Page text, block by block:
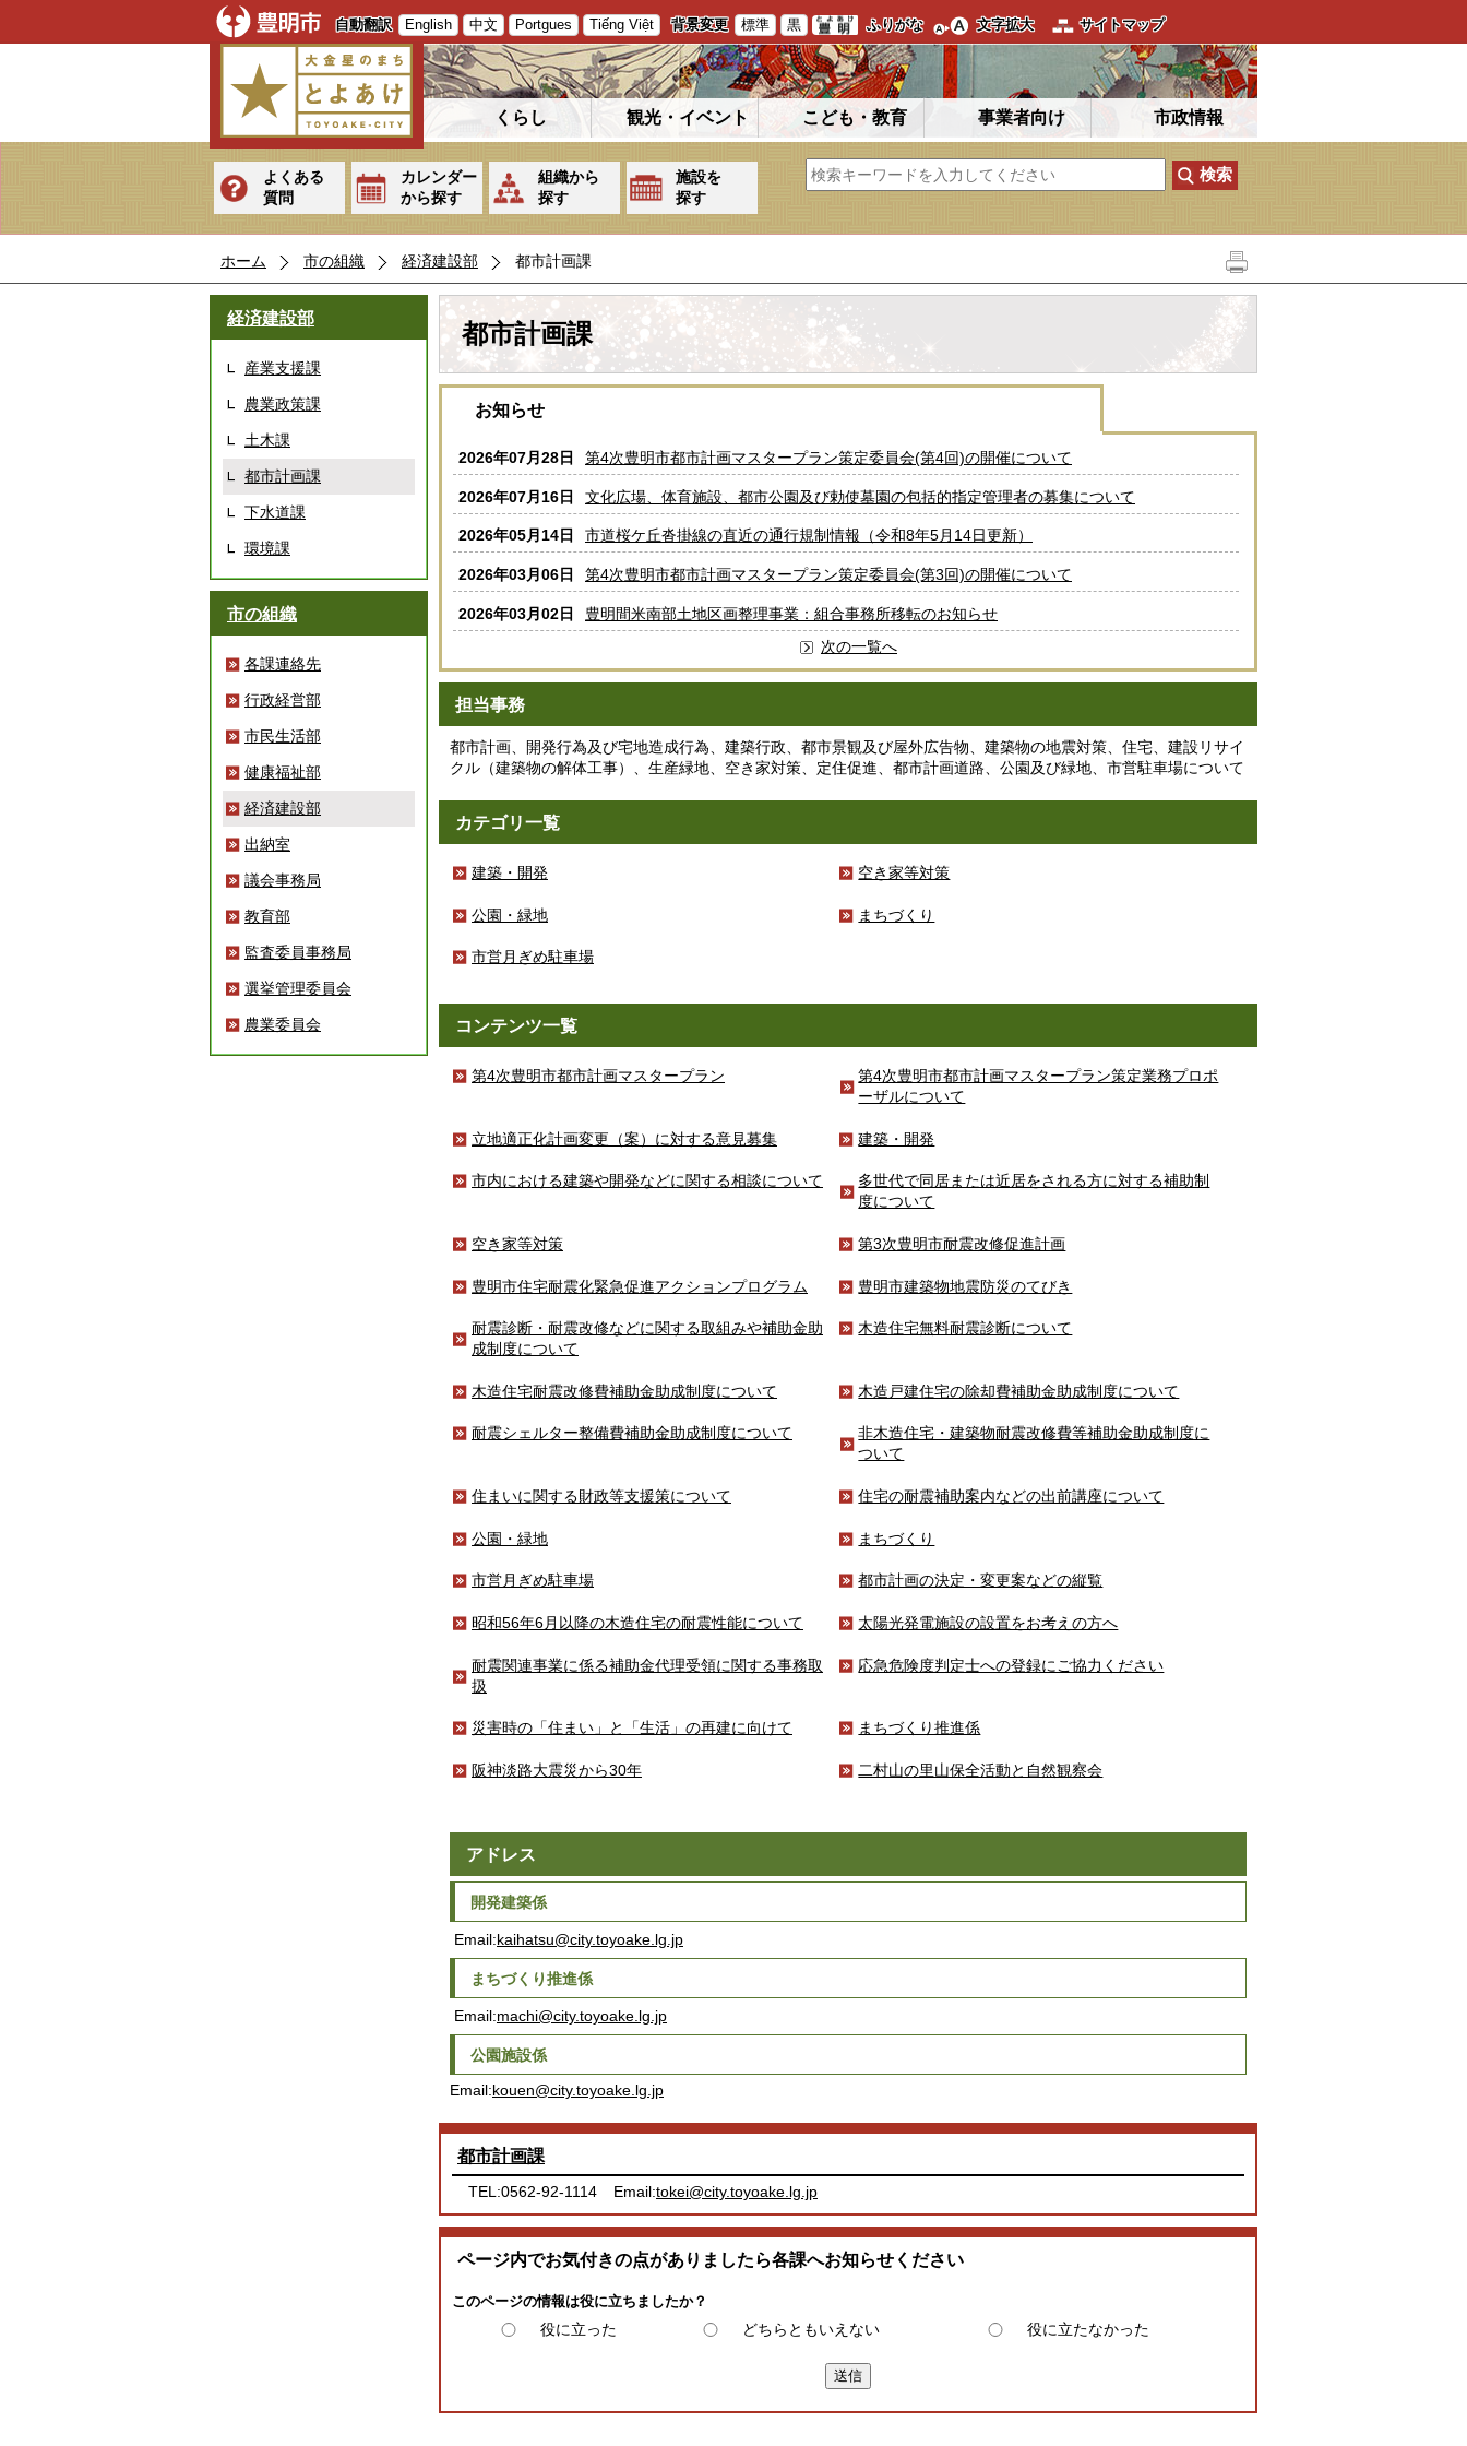
自動翻訳 English 中文 Portgues Tiếng Việt 背景変更 標準 黒 ふりがな 文字拡大 サイトマップ
くらし 観光・イベント こども・教育 事業者向け 市政情報
よくある
質問
カレンダー
から探す
組織から
探す
施設を
探す
ホーム 市の組織 経済建設部 都市計画課
経済建設部
産業支援課
農業政策課
土木課
都市計画課
下水道課
環境課
市の組織
各課連絡先
行政経営部
市民生活部
健康福祉部
経済建設部
出納室
議会事務局
教育部
監査委員事務局
選挙管理委員会
農業委員会
都市計画課
お知らせ
2026年07月28日 第4次豊明市都市計画マスタープラン策定委員会(第4回)の開催について
2026年07月16日 文化広場、体育施設、都市公園及び勅使墓園の包括的指定管理者の募集について
2026年05月14日 市道桜ケ丘沓掛線の直近の通行規制情報（令和8年5月14日更新）
2026年03月06日 第4次豊明市都市計画マスタープラン策定委員会(第3回)の開催について
2026年03月02日
豊明間米南部土地区画整理事業：組合事務所移転のお知らせ
次の一覧へ
担当事務
都市計画、開発行為及び宅地造成行為、建築行政、都市景観及び屋外広告物、建築物の地震対策、住宅、建設リサイ
クル（建築物の解体工事）、生産緑地、空き家対策、定住促進、都市計画道路、公園及び緑地、市営駐車場について
カテゴリ一覧
建築・開発 空き家等対策
公園・緑地 まちづくり
市営月ぎめ駐車場
コンテンツ一覧
第4次豊明市都市計画マスタープラン
第4次豊明市都市計画マスタープラン策定業務プロポ
ーザルについて
立地適正化計画変更（案）に対する意見募集 建築・開発
市内における建築や開発などに関する相談について
多世代で同居または近居をされる方に対する補助制
度について
空き家等対策 第3次豊明市耐震改修促進計画
豊明市住宅耐震化緊急促進アクションプログラム 豊明市建築物地震防災のてびき
耐震診断・耐震改修などに関する取組みや補助金助
成制度について
木造住宅無料耐震診断について
木造住宅耐震改修費補助金助成制度について 木造戸建住宅の除却費補助金助成制度について
耐震シェルター整備費補助金助成制度について
非木造住宅・建築物耐震改修費等補助金助成制度に
ついて
住まいに関する財政等支援策について 住宅の耐震補助案内などの出前講座について
公園・緑地 まちづくり
市営月ぎめ駐車場 都市計画の決定・変更案などの縦覧
昭和56年6月以降の木造住宅の耐震性能について 太陽光発電施設の設置をお考えの方へ
耐震関連事業に係る補助金代理受領に関する事務取
扱
応急危険度判定士への登録にご協力ください
災害時の「住まい」と「生活」の再建に向けて まちづくり推進係
阪神淡路大震災から30年 二村山の里山保全活動と自然観察会
アドレス
開発建築係
Email:kaihatsu@city.toyoake.lg.jp
まちづくり推進係
Email:machi@city.toyoake.lg.jp
公園施設係
Email:kouen@city.toyoake.lg.jp
都市計画課
TEL:0562-92-1114 Email:tokei@city.toyoake.lg.jp
ページ内でお気付きの点がありましたら各課へお知らせください
このページの情報は役に立ちましたか？
役に立った どちらともいえない 役に立たなかった